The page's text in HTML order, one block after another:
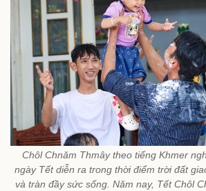
Chôl Chnăm Thmây theo tiếng Khmer
ngày Tết diễn ra trong thời điểm trời đất
và tràn đầy sức sống. Năm nay, Tết Chôl